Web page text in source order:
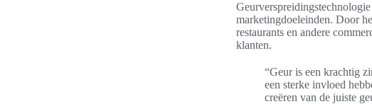
marketingdoeleinden. Door
restaurants en andere
klanten.
“Geur is een krachtig
een sterke invloed
creëren van de juiste